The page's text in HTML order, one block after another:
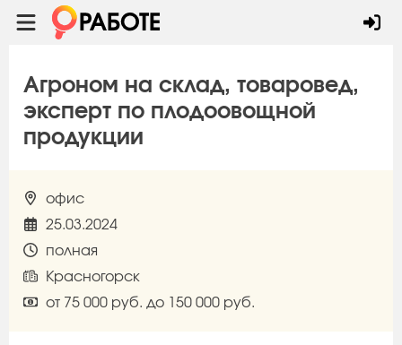
Агроном на склад, товаровед,
эксперт по плодоовощной
продукции
офис
25.03.2024
полная
Красногорск
от 75 000 руб. до 150 000 руб.